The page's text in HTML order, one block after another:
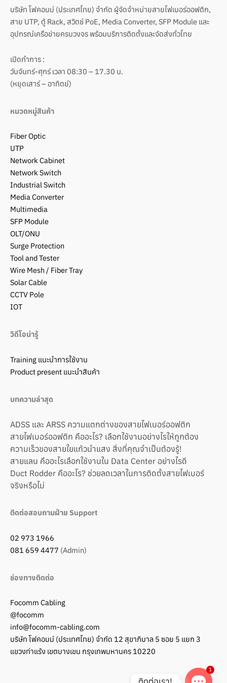
บริษัท โฟคอมม์ (ประเทศไทย) จำกัด ผู้จัดจำหน่ายสายไฟเบอร์ออฟติก,
สาย UTP, ตู้ Rack, สวิตช์ PoE, Media Converter, SFP Module และ
อุปกรณ์เครือข่ายครบวงจร พร้อมบริการติดตั้งและจัดส่งทั่วไทย
เปิดทำการ :
วันจันทร์-ศุกร์ เวลา 08:30 – 17.30 น.
(หยุดเสาร์ – อาทิตย์)
หมวดหมู่สินค้า
Fiber Optic
UTP
Network Cabinet
Network Switch
Industrial Switch
Media Converter
Multimedia
SFP Module
OLT/ONU
Surge Protection
Tool and Tester
Wire Mesh / Fiber Tray
Solar Cable
CCTV Pole
IOT
วิดีโอน่ารู้
Training แนะนำการใช้งาน
Product present แนะนำสินค้า
บทความล่าสุด
ADSS และ ARSS ความแตกต่างของสายไฟเบอร์ออฟติก
สายไฟเบอร์ออฟติก คืออะไร? เลือกใช้งานอย่างไรให้ถูกต้อง
ความเร็วของสายใยแก้วนำแสง สิ่งที่คุณจำเป็นต้องรู้!
สายแลน คืออะไรเลือกใช้งานใน Data Center อย่างไรดี
Duct Rodder คืออะไร? ช่วยลดเวลาในการติดตั้งสายไฟเบอร์
จริงหรือไม่
ติดต่อสอบถามฝ่าย Support
02 973 1966
081 659 4477 (Admin)
ช่องทางติดต่อ
Focomm Cabling
@focomm
info@focomm-cabling.com
บริษัท โฟคอมม์ (ประเทศไทย) จำกัด 12 สุขาภิบาล 5 ซอย 5 แยก 3
แขวงท่าแร้ง เขตบางเขน กรุงเทพมหานคร 10220
1